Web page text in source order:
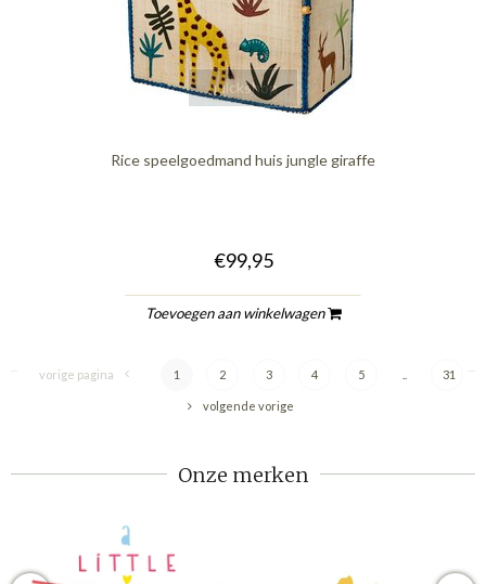
quickshop
Rice speelgoedmand huis jungle giraffe
€99,95
Toevoegen aan winkelwagen
vorige pagina 1 2 3 4 5 31
volgende vorige
Onze merken